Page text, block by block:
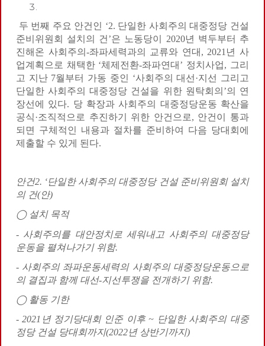
두 번째 주요 안건인 ‘2. 단일한 사회주의 대중정당 건설
준비위원회 설치의 건’은 노동당이 2020년 벽두부터 추
진해온 사회주의-좌파세력과의 교류와 연대, 2021년 사
업계획으로 채택한 ‘체제전환-좌파연대’ 정치사업, 그리
고 지난 7월부터 가동 중인 ‘사회주의 대선·지선 그리고
단일한 사회주의 대중정당 건설을 위한 원탁회의’의 연
장선에 있다. 당 확장과 사회주의 대중정당운동 확산을
공식·조직적으로 추진하기 위한 안건으로, 안건이 통과
되면 구체적인 내용과 절차를 준비하여 다음 당대회에
제출할 수 있게 된다.
안건2. ‘단일한 사회주의 대중정당 건설 준비위원회 설치
의 건(안)
◯ 설치 목적
- 사회주의를 대안정치로 세워내고 사회주의 대중정당
운동을 펼쳐나가기 위함.
- 사회주의 좌파운동세력의 사회주의 대중정당운동으로
의 결집과 함께 대선-지선투쟁을 전개하기 위함.
◯ 활동 기한
- 2021 년 정기당대회 인준 이후~ 단일한 사회주의 대중
정당 건설 당대회까지(2022년 상반기까지)